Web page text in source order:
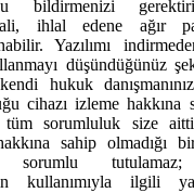
bildirmenizi
ihlal edene ağır
Yazılımı
düşündüğünüz
hukuk
cihazı izleme hakkına
tüm sorumluluk size
sahip olmadığı
sorumlu
kullanımıyla ilgili